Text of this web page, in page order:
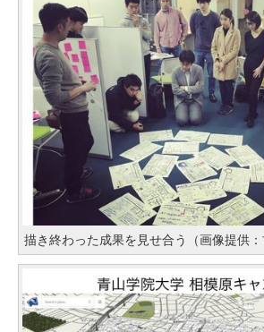
描き終わった成果を見せ合う（画像提供：